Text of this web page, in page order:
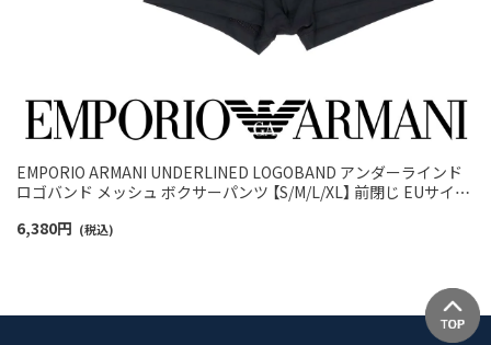
EMPORIO ARMANI UNDERLINED LOGOBAND アンダーラインド
ロゴバンド メッシュ ボクサーパンツ 【S/M/L/XL】 前閉じ EUサイズ
6,380円 (税込)